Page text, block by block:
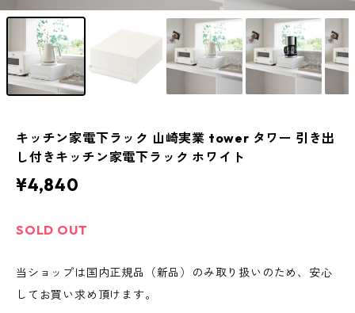
キッチン家電下ラック 山崎実業 tower タワー 引き出
し付きキッチン家電下ラック ホワイト
¥4,840
SOLD OUT
当ショップは国内正規品（新品）のみ取り扱いのため、安心
してお買い求め頂けます。